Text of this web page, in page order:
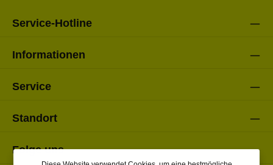
Service-Hotline
Informationen
Service
Standort
Folge uns